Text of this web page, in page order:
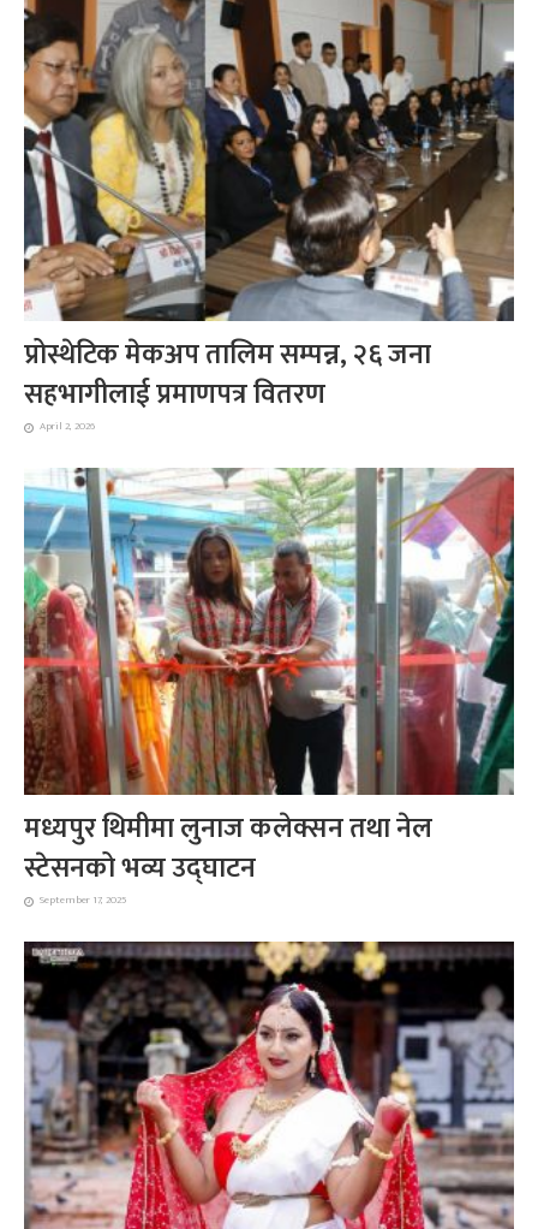
प्रोस्थेटिक मेकअप तालिम सम्पन्न, २६ जना
सहभागीलाई प्रमाणपत्र वितरण
April 2, 2026
मध्यपुर थिमीमा लुनाज कलेक्सन तथा नेल
स्टेसनको भव्य उद्घाटन
September 17, 2025